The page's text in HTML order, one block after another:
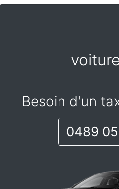
Besoin d'un
0489